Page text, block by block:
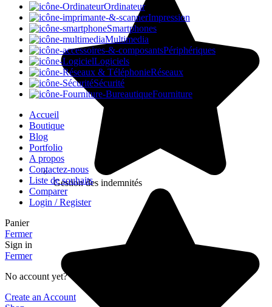
Gestion des indemnités
Ordinateur
Impression
Smartphones
Multimedia
Périphériques
Logiciels
Réseaux
Sécurité
Fourniture
Accueil
Boutique
Blog
Portfolio
A propos
Contactez-nous
Liste de souhaits
Comparer
Login / Register
Panier
Fermer
Sign in
Fermer
No account yet?
Create an Account